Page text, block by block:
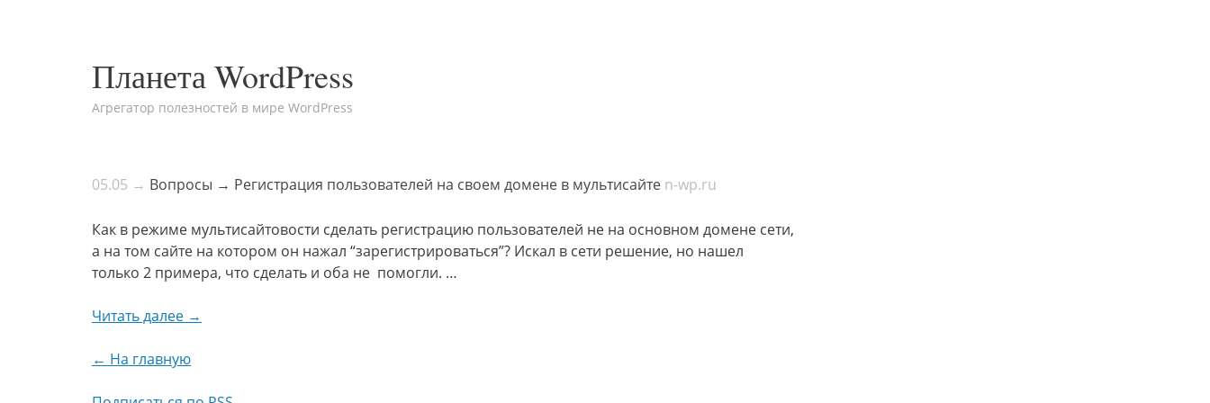
Планета WordPress
Агрегатор полезностей в мире WordPress
05.05 → Вопросы → Регистрация пользователей на своем домене в мультисайте n-wp.ru
Как в режиме мультисайтовости сделать регистрацию пользователей не на основном домене сети,
а на том сайте на котором он нажал “зарегистрироваться”? Искал в сети решение, но нашел
только 2 примера, что сделать и оба не помогли. …
Читать далее →
← На главную